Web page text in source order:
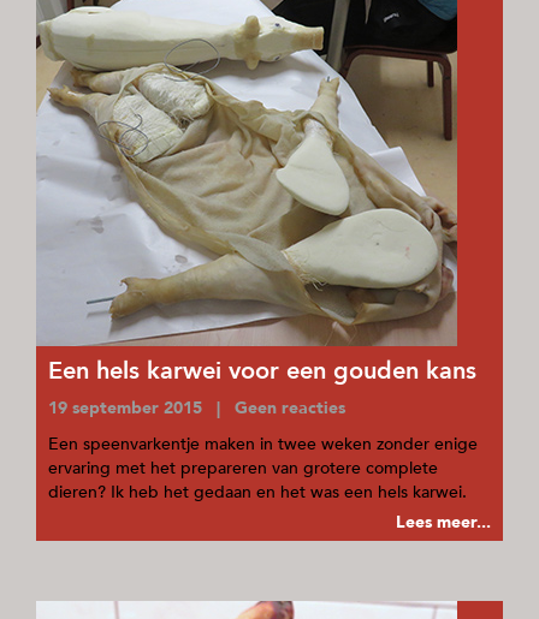
Een hels karwei voor een gouden kans
19 september 2015 | Geen reacties
Een speenvarkentje maken in twee weken zonder enige
ervaring met het prepareren van grotere complete
dieren? Ik heb het gedaan en het was een hels karwei.
Lees meer...